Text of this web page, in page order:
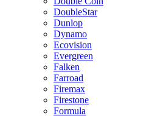
DoubleStar
Dunlop
Dynamo
Ecovision
Evergreen
Falken
Farroad
Firemax
Firestone
Formula